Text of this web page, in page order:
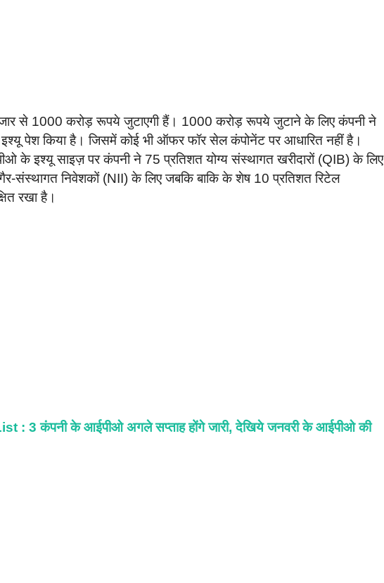
से 1000 करोड़ रूपये जुटाएगी हैं। 1000 करोड़ रूपये जुटाने के लिए कंपनी ने
पेश किया है। जिसमें कोई भी ऑफर फॉर सेल कंपोनेंट पर आधारित नहीं है।
के इश्यू साइज़ पर कंपनी ने 75 प्रतिशत योग्य संस्थागत खरीदारों (QIB) के लिए
गैर-संस्थागत निवेशकों (NII) के लिए जबकि बाकि के शेष 10 प्रतिशत रिटेल
रखा है।
: 3 कंपनी के आईपीओ अगले सप्ताह होंगे जारी, देखिये जनवरी के आईपीओ की